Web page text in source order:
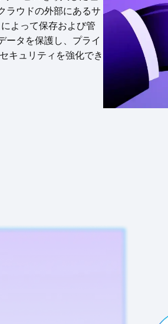
ラウドの外部にあるサ
よって保存および管
ータを保護し、プライ
キュリティを強化でき